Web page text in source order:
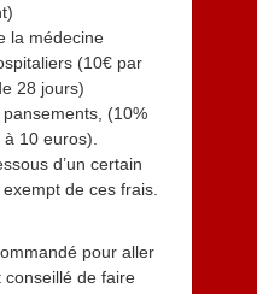
la médecine
(10€ par
28 jours)
(10%
10 euros).
d’un certain
de ces frais.
pour aller
conseillé de faire